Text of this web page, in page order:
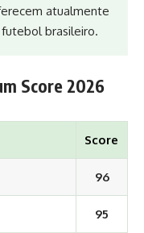
atualmente
brasileiro.
Score 2026
Score
96
95